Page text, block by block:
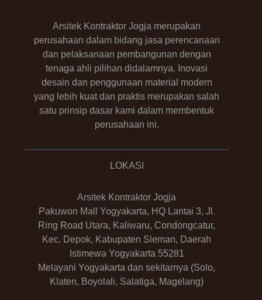
Arsitek Kontraktor Jogja merupakan
perusahaan dalam bidang jasa perencanaan
dan pelaksanaan pembangunan dengan
tenaga ahli pilihan didalamnya. Inovasi
desain dan penggunaan material modern
yang lebih kuat dan praktis merupakan salah
satu prinsip dasar kami dalam membentuk
perusahaan ini.
LOKASI
Arsitek Kontraktor Jogja
Pakuwon Mall Yogyakarta, HQ Lantai 3, Jl.
Ring Road Utara, Kaliwaru, Condongcatur,
Kec. Depok, Kabupaten Sleman, Daerah
Istimewa Yogyakarta 55281
Melayani Yogyakarta dan sekitarnya (Solo,
Klaten, Boyolali, Salatiga, Magelang)